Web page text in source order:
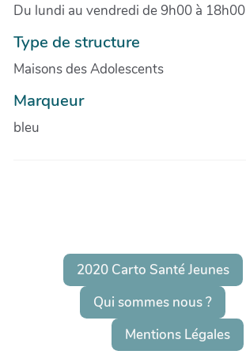
Du lundi au vendredi de 9h00 à 18h00
Type de structure
Maisons des Adolescents
Marqueur
bleu
2020 Carto Santé Jeunes
Qui sommes nous ?
Mentions Légales